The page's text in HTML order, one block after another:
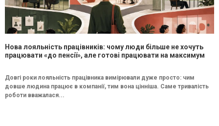
Нова лояльність працівників: чому люди більше не хочуть
працювати «до пенсії», але готові працювати на максимум
Довгі роки лояльність працівника вимірювали дуже просто: чим
довше людина працює в компанії, тим вона цінніша. Саме тривалість
роботи вважалася...